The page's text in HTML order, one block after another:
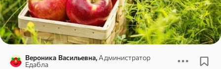
Вероника Васильевна, Администратор
Едабла